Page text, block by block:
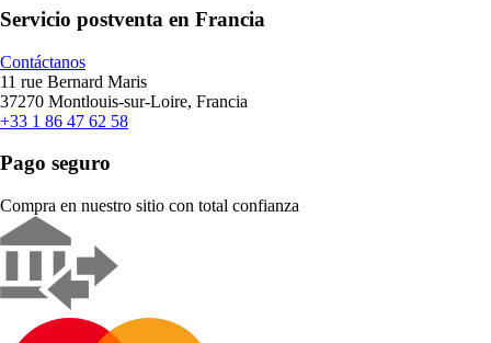
Servicio postventa en Francia
Contáctanos
11 rue Bernard Maris
37270 Montlouis-sur-Loire, Francia
+33 1 86 47 62 58
Pago seguro
Compra en nuestro sitio con total confianza